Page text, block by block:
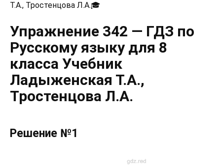
Т.А., Тростенцова Л.А.🎓
Упражнение 342 — ГДЗ по
Русскому языку для 8
класса Учебник
Ладыженская Т.А.,
Тростенцова Л.А.
Решение №1